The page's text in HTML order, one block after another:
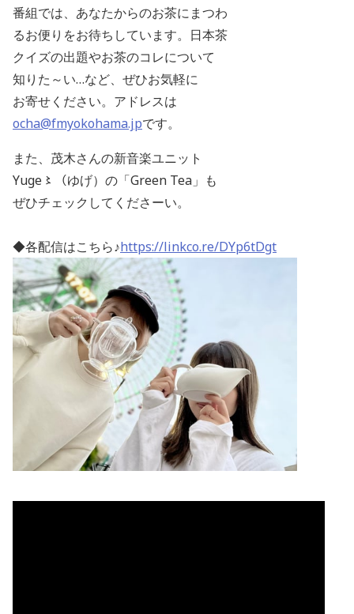
番組では、あなたからのお茶にまつわ
るお便りをお待ちしています。日本茶
クイズの出題やお茶のコレについて
知りた～い…など、ぜひお気軽に
お寄せください。アドレスは
ocha@fmyokohama.jpです。
また、茂木さんの新音楽ユニット
Yuge〻（ゆげ）の「Green Tea」も
ぜひチェックしてくださーい。
◆各配信はこちら♪https://linkco.re/DYp6tDgt